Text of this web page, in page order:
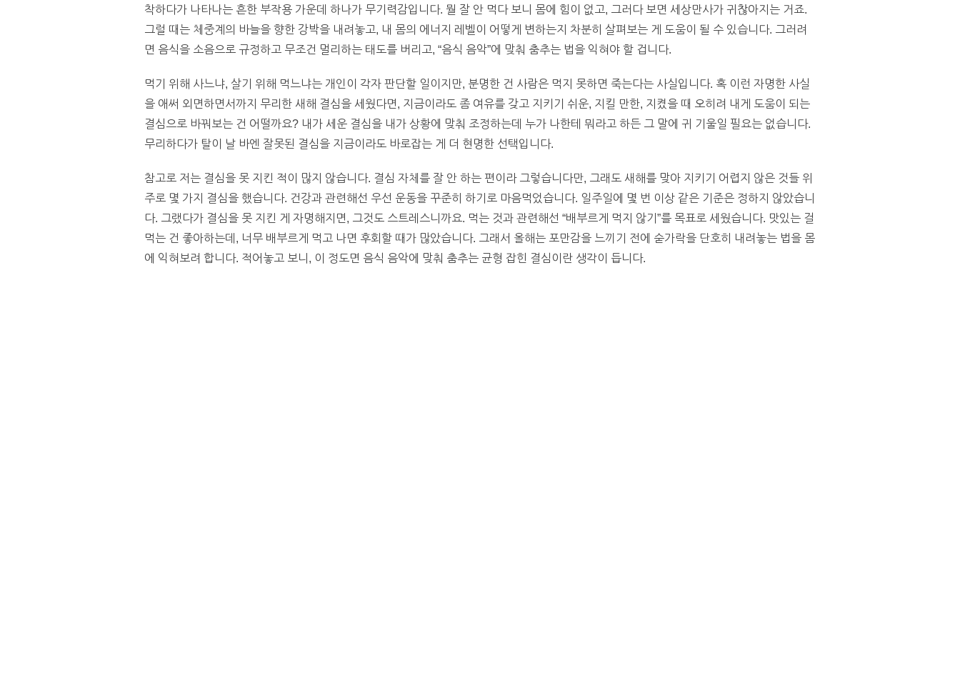
착하다가 나타나는 흔한 부작용 가운데 하나가 무기력감입니다. 뭘 잘 안 먹다 보니 몸에 힘이 없고, 그러다 보면 세상만사가 귀찮아지는 거죠.
그럴 때는 체중계의 바늘을 향한 강박을 내려놓고, 내 몸의 에너지 레벨이 어떻게 변하는지 차분히 살펴보는 게 도움이 될 수 있습니다. 그러려
면 음식을 소음으로 규정하고 무조건 멀리하는 태도를 버리고, “음식 음악”에 맞춰 춤추는 법을 익혀야 할 겁니다.
먹기 위해 사느냐, 살기 위해 먹느냐는 개인이 각자 판단할 일이지만, 분명한 건 사람은 먹지 못하면 죽는다는 사실입니다. 혹 이런 자명한 사실
을 애써 외면하면서까지 무리한 새해 결심을 세웠다면, 지금이라도 좀 여유를 갖고 지키기 쉬운, 지킬 만한, 지켰을 때 오히려 내게 도움이 되는
결심으로 바꿔보는 건 어떨까요? 내가 세운 결심을 내가 상황에 맞춰 조정하는데 누가 나한테 뭐라고 하든 그 말에 귀 기울일 필요는 없습니다.
무리하다가 탈이 날 바엔 잘못된 결심을 지금이라도 바로잡는 게 더 현명한 선택입니다.
참고로 저는 결심을 못 지킨 적이 많지 않습니다. 결심 자체를 잘 안 하는 편이라 그렇습니다만, 그래도 새해를 맞아 지키기 어렵지 않은 것들 위
주로 몇 가지 결심을 했습니다. 건강과 관련해선 우선 운동을 꾸준히 하기로 마음먹었습니다. 일주일에 몇 번 이상 같은 기준은 정하지 않았습니
다. 그랬다가 결심을 못 지킨 게 자명해지면, 그것도 스트레스니까요. 먹는 것과 관련해선 “배부르게 먹지 않기”를 목표로 세웠습니다. 맛있는 걸
먹는 건 좋아하는데, 너무 배부르게 먹고 나면 후회할 때가 많았습니다. 그래서 올해는 포만감을 느끼기 전에 숟가락을 단호히 내려놓는 법을 몸
에 익혀보려 합니다. 적어놓고 보니, 이 정도면 음식 음악에 맞춰 춤추는 균형 잡힌 결심이란 생각이 듭니다.